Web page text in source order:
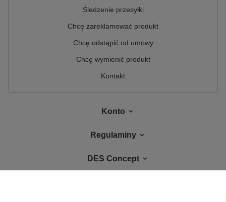
Śledzenie przesyłki
Chcę zareklamować produkt
Chcę odstąpić od umowy
Chcę wymienić produkt
Kontakt
Konto
Regulaminy
DES Concept